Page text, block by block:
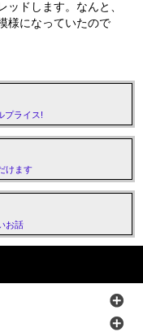
ドします。なんと、
様になっていたので
プライス!
けます
お話